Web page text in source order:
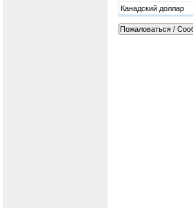
Канадский доллар